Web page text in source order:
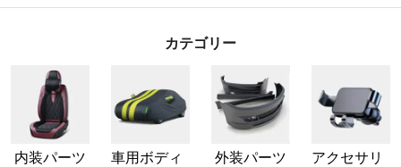
カテゴリー
内装パーツ
車用ボディ
外装パーツ
アクセサリ